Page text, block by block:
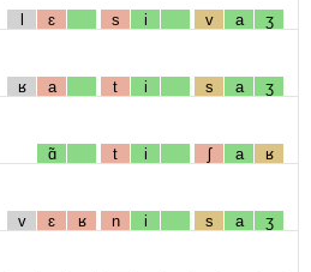
l ɛ s i v a ʒ
ʁ a t i s a ʒ
ɑ̃ t i ʃ a ʁ
v ɛ ʁ n i s a ʒ